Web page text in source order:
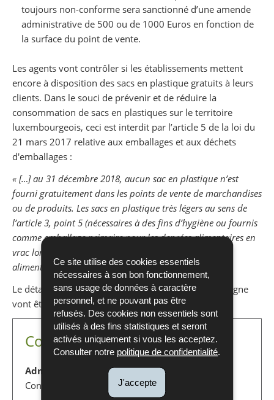
Ce site utilise des cookies essentiels
nécessaires à son bon fonctionnement,
sans usage de données à caractère
personnel, et ne pouvant pas être
refusés. Des cookies non essentiels sont
utilisés à des fins statistiques et seront
activés uniquement si vous les acceptez.
Consulter notre politique de confidentialité
J'accepte
toujours non-conforme sera sanctionné d’une amende
administrative de 500 ou de 1000 Euros en fonction de
la surface du point de vente.
Les agents vont contrôler si les établissements mettent
encore à disposition des sacs en plastique gratuits à leurs
clients. Dans le souci de prévenir et de réduire la
consommation de sacs en plastiques sur le territoire
luxembourgeois, ceci est interdit par l’article 5 de la loi du
21 mars 2017 relative aux emballages et aux déchets
d'emballages :
« […] au 31 décembre 2018, aucun sac en plastique n’est
fourni gratuitement dans les points de vente de marchandises
ou de produits. Les sacs en plastique très légers au sens de
l’article 3, point 5 (nécessaires à des fins d’hygiène ou fournis
comme emballage primaire pour les denrées alimentaires en
vrac lorsque cela contribue à prévenir le gaspillage
alimentaire) sont exclus. »
Le détail des contrôles ainsi que le bilan de la campagne
vont être publiés ultérieurement.
Contact
Administration de l'envrionnement
Contrôles et Inspections